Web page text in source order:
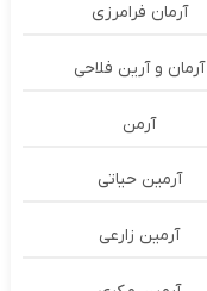
آرمان فرامرزی
آرمان و آرین فلاحی
آرمن
آرمین حیاتی
آرمین زارعی